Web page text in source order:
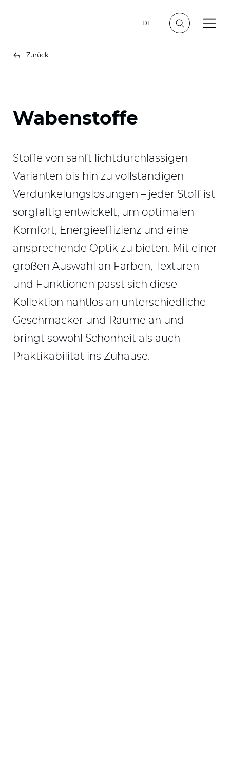
DE
Zurück
Wabenstoffe
Stoffe von sanft lichtdurchlässigen
Varianten bis hin zu vollständigen
Verdunkelungslösungen – jeder Stoff ist
sorgfältig entwickelt, um optimalen
Komfort, Energieeffizienz und eine
ansprechende Optik zu bieten. Mit einer
großen Auswahl an Farben, Texturen
und Funktionen passt sich diese
Kollektion nahtlos an unterschiedliche
Geschmäcker und Räume an und
bringt sowohl Schönheit als auch
Praktikabilität ins Zuhause.